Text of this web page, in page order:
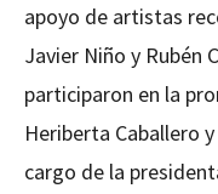
apoyo de artistas
Javier Niño y Rubén
participaron en la
Heriberta Caballero
cargo de la